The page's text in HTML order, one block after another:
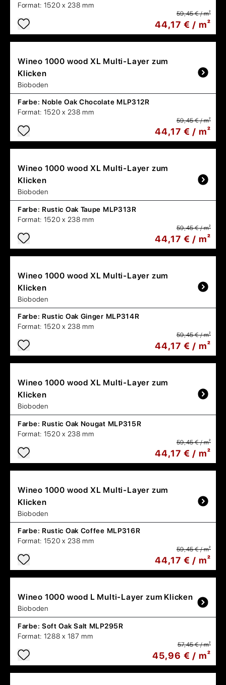
Format: 1520 x 238 mm
59,45 € / m²
44,17 € / m²
Wineo 1000 wood XL Multi-Layer zum
Klicken
Bioboden
Farbe: Noble Oak Chocolate MLP312R
Format: 1520 x 238 mm
59,45 € / m²
44,17 € / m²
Wineo 1000 wood XL Multi-Layer zum
Klicken
Bioboden
Farbe: Rustic Oak Taupe MLP313R
Format: 1520 x 238 mm
59,45 € / m²
44,17 € / m²
Wineo 1000 wood XL Multi-Layer zum
Klicken
Bioboden
Farbe: Rustic Oak Ginger MLP314R
Format: 1520 x 238 mm
59,45 € / m²
44,17 € / m²
Wineo 1000 wood XL Multi-Layer zum
Klicken
Bioboden
Farbe: Rustic Oak Nougat MLP315R
Format: 1520 x 238 mm
59,45 € / m²
44,17 € / m²
Wineo 1000 wood XL Multi-Layer zum
Klicken
Bioboden
Farbe: Rustic Oak Coffee MLP316R
Format: 1520 x 238 mm
59,45 € / m²
44,17 € / m²
Wineo 1000 wood L Multi-Layer zum Klicken
Bioboden
Farbe: Soft Oak Salt MLP295R
Format: 1288 x 187 mm
57,45 € / m²
45,96 € / m²